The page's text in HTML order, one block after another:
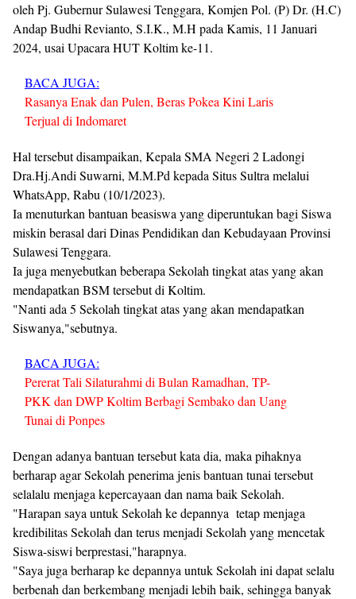
oleh Pj. Gubernur Sulawesi Tenggara, Komjen Pol. (P) Dr. (H.C)
Andap Budhi Revianto, S.I.K., M.H pada Kamis, 11 Januari
2024, usai Upacara HUT Koltim ke-11.
BACA JUGA:
Rasanya Enak dan Pulen, Beras Pokea Kini Laris
Terjual di Indomaret
Hal tersebut disampaikan, Kepala SMA Negeri 2 Ladongi
Dra.Hj.Andi Suwarni, M.M.Pd kepada Situs Sultra melalui
WhatsApp, Rabu (10/1/2023).
Ia menuturkan bantuan beasiswa yang diperuntukan bagi Siswa
miskin berasal dari Dinas Pendidikan dan Kebudayaan Provinsi
Sulawesi Tenggara.
Ia juga menyebutkan beberapa Sekolah tingkat atas yang akan
mendapatkan BSM tersebut di Koltim.
"Nanti ada 5 Sekolah tingkat atas yang akan mendapatkan
Siswanya,"sebutnya.
BACA JUGA:
Pererat Tali Silaturahmi di Bulan Ramadhan, TP-
PKK dan DWP Koltim Berbagi Sembako dan Uang
Tunai di Ponpes
Dengan adanya bantuan tersebut kata dia, maka pihaknya
berharap agar Sekolah penerima jenis bantuan tunai tersebut
selalalu menjaga kepercayaan dan nama baik Sekolah.
"Harapan saya untuk Sekolah ke depannya tetap menjaga
kredibilitas Sekolah dan terus menjadi Sekolah yang mencetak
Siswa-siswi berprestasi,"harapnya.
"Saya juga berharap ke depannya untuk Sekolah ini dapat selalu
berbenah dan berkembang menjadi lebih baik, sehingga banyak